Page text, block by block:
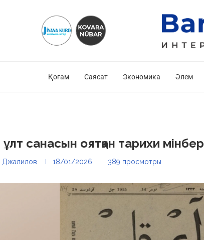
Қоғам Саясат Экономика Әлем
ұлт санасын оятқан тарихи мінбер
Джалилов 18/01/2026 389 просмотры